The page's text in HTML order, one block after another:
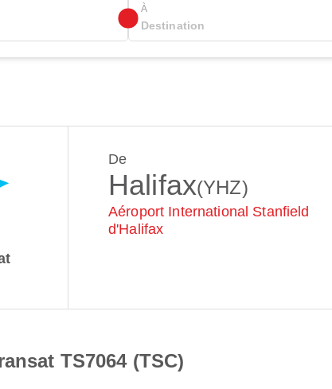
À
De
Halifax(YHZ)
Aéroport International Stanfield
d'Halifax
TS7064 (TSC)